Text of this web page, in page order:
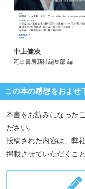
中上健次
河出書房新社編集部 編
この本の感想をおよせ
本書をお読みになった
ださい。
投稿された内容は、弊
掲載させていただくこ